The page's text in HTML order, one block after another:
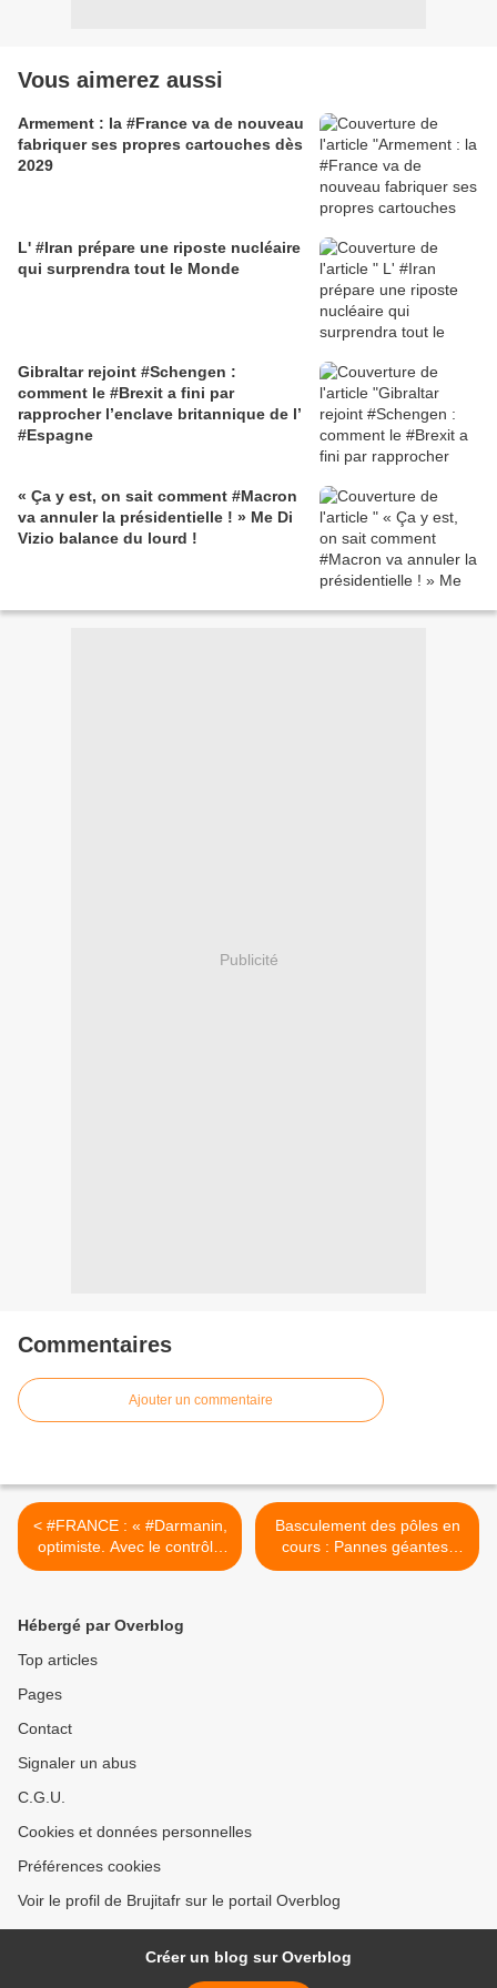
Vous aimerez aussi
Armement : la #France va de nouveau
fabriquer ses propres cartouches dès
2029
L' #Iran prépare une riposte nucléaire
qui surprendra tout le Monde
Gibraltar rejoint #Schengen :
comment le #Brexit a fini par
rapprocher l’enclave britannique de l’
#Espagne
« Ça y est, on sait comment #Macron
va annuler la présidentielle ! » Me Di
Vizio balance du lourd !
Publicité
Commentaires
Ajouter un commentaire
< #FRANCE : « #Darmanin,
optimiste. Avec le contrôle
social on pourra ramener la
Basculement des pôles en
cours : Pannes géantes,
#Inde Vs Pakistan, invasion
Hébergé par Overblog
Top articles
Pages
Contact
Signaler un abus
C.G.U.
Cookies et données personnelles
Préférences cookies
Voir le profil de Brujitafr sur le portail Overblog
Créer un blog sur Overblog